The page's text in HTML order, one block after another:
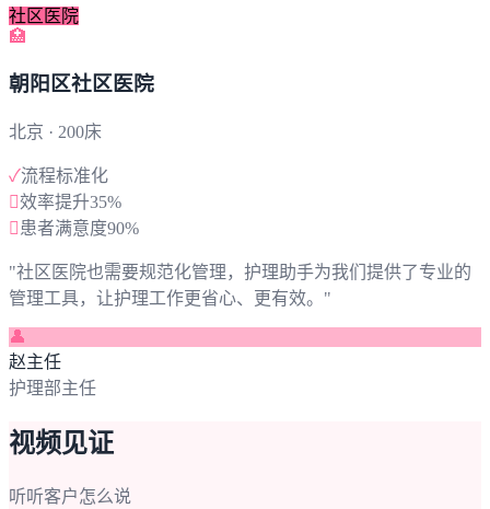
社区医院
🏥
朝阳区社区医院
北京 · 200床
✓流程标准化
效率提升35%
 患者满意度90%
"社区医院也需要规范化管理，护理助手为我们提供了专业的
管理工具，让护理工作更省心、更有效。 "
👤
赵主任
护理部主任
视频见证
听听客户怎么说